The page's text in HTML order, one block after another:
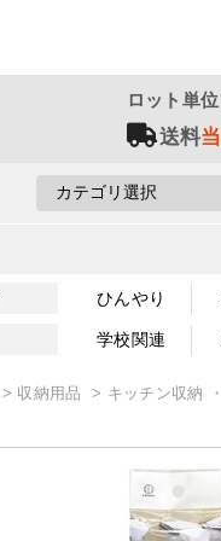
ロット単
送料
ひんやり
学校関連
収納用品 キッチン収納